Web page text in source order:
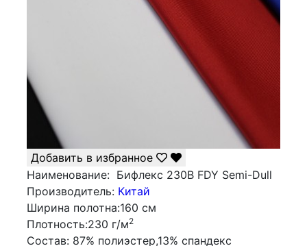
Добавить в избранное
Наименование: Бифлекс 230B FDY Semi-Dull
Производитель: Китай
Ширина полотна:160 см
Плотность:230 г/м2
Состав: 87% полиэстер,13% спандекс